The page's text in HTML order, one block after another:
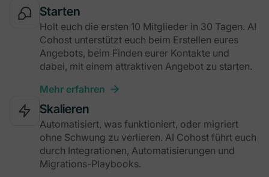
Starten
Holt euch die ersten 10 Mitglieder in 30 Tagen. AI
Cohost unterstützt euch beim Erstellen eures
Angebots, beim Finden eurer Kontakte und
dabei, mit einem attraktiven Angebot zu starten.
Mehr erfahren
Skalieren
Automatisiert, was funktioniert, oder migriert
ohne Schwung zu verlieren. AI Cohost führt euch
durch Integrationen, Automatisierungen und
Migrations-Playbooks.